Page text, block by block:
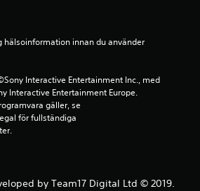
Interactive Entertainment Inc., med
Interactive Entertainment Europe.
gäller, se
för fullständiga
by Team17 Digital Ltd © 2019.